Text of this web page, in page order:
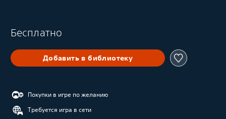
Бесплатно
Добавить в библиотеку
Покупки в игре по желанию
Требуется игра в сети